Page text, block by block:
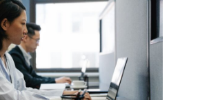
КАКИЕ
3
ЗАДАЧИ
ЕМУ
МОЖНО